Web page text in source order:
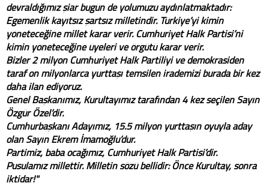
devraldığımız şiar bugün de yolumuzu aydınlatmaktadır:
Egemenlik kayıtsız şartsız milletindir. Türkiye’yi kimin
yöneteceğine millet karar verir. Cumhuriyet Halk Partisi’ni
kimin yöneteceğine üyeleri ve örgütü karar verir.
Bizler 2 milyon Cumhuriyet Halk Partiliyi ve demokrasiden
taraf on milyonlarca yurttaşı temsilen irademizi burada bir kez
daha ilan ediyoruz.
Genel Başkanımız, Kurultayımız tarafından 4 kez seçilen Sayın
Özgür Özel’dir.
Cumhurbaşkanı Adayımız, 15.5 milyon yurttaşın oyuyla aday
olan Sayın Ekrem İmamoğlu’dur.
Partimiz, baba ocağımız, Cumhuriyet Halk Partisi’dir.
Pusulamız millettir. Milletin sözü bellidir: Önce Kurultay, sonra
iktidar!"